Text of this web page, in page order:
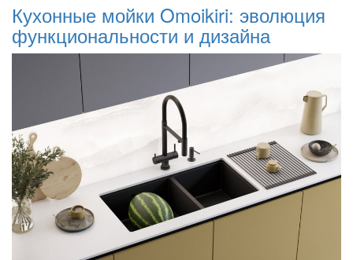
Кухонные мойки Omoikiri: эволюция
функциональности и дизайна